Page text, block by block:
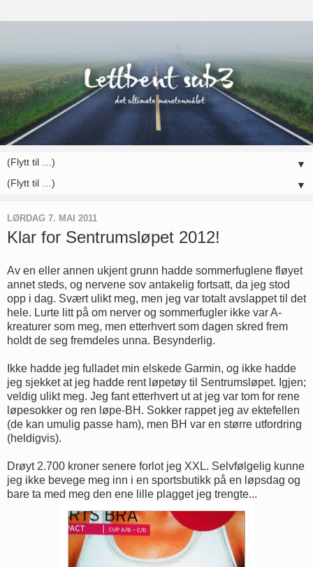
▼
▼
LØRDAG 7. MAI 2011
Klar for Sentrumsløpet 2012!
Av en eller annen ukjent grunn hadde sommerfuglene fløyet
annet steds, og nervene sov antakelig fortsatt, da jeg stod
opp i dag. Svært ulikt meg, men jeg var totalt avslappet til det
hele. Lurte litt på om nerver og sommerfugler ikke var A-
kreaturer som meg, men etterhvert som dagen skred frem
holdt de seg fremdeles unna. Besynderlig.
Ikke hadde jeg fulladet min elskede Garmin, og ikke hadde
jeg sjekket at jeg hadde rent løpetøy til Sentrumsløpet. Igjen;
veldig ulikt meg. Jeg fant etterhvert ut at jeg var tom for rene
løpesokker og ren løpe-BH. Sokker rappet jeg av ektefellen
(de kan umulig passe ham), men BH var en større utfordring
(heldigvis).
Drøyt 2.700 kroner senere forlot jeg XXL. Selvfølgelig kunne
jeg ikke bevege meg inn i en sportsbutikk på en løpsdag og
bare ta med meg den ene lille plagget jeg trengte...